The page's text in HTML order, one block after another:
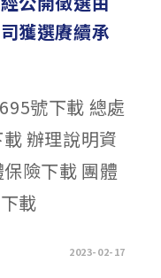
獲選賡續承
號下載 總處
辦理說明資
險下載 團體
載
2023-02-17